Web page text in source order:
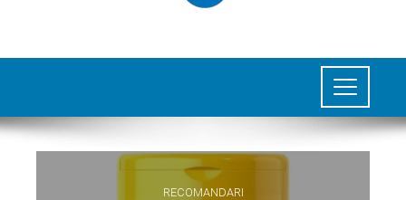
RECOMANDARI